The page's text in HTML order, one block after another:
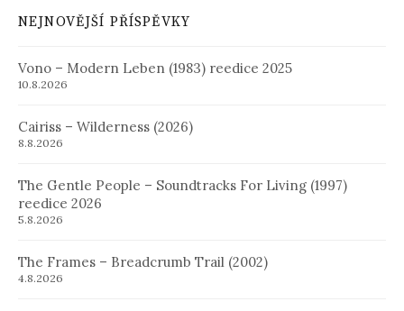
NEJNOVĚJŠÍ PŘÍSPĚVKY
Vono – Modern Leben (1983) reedice 2025
10.8.2026
Cairiss – Wilderness (2026)
8.8.2026
The Gentle People – Soundtracks For Living (1997)
reedice 2026
5.8.2026
The Frames – Breadcrumb Trail (2002)
4.8.2026